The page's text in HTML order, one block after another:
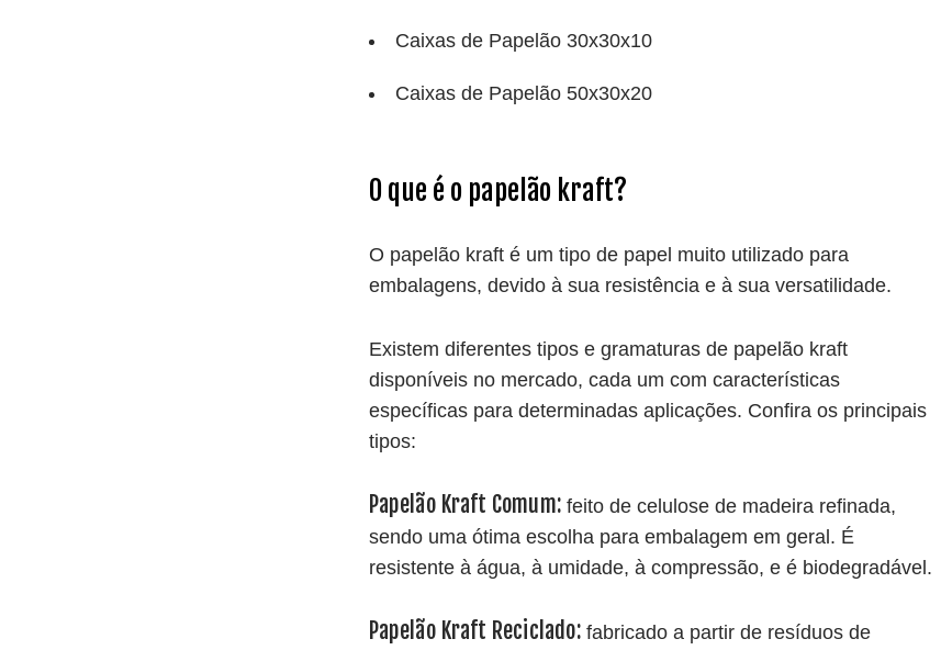
Caixas de Papelão 30x30x10
Caixas de Papelão 50x30x20
O que é o papelão kraft?
O papelão kraft é um tipo de papel muito utilizado para
embalagens, devido à sua resistência e à sua versatilidade.
Existem diferentes tipos e gramaturas de papelão kraft
disponíveis no mercado, cada um com características
específicas para determinadas aplicações. Confira os principais
tipos:
Papelão Kraft Comum:feito de celulose de madeira refinada,
sendo uma ótima escolha para embalagem em geral. É
resistente à água, à umidade, à compressão, e é biodegradável.
Papelão Kraft Reciclado:fabricado a partir de resíduos de